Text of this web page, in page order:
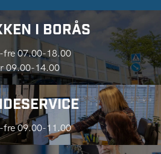
I BORÅS
fre 07.00-18.00
09.00-14.00
fre 09.00-11.00